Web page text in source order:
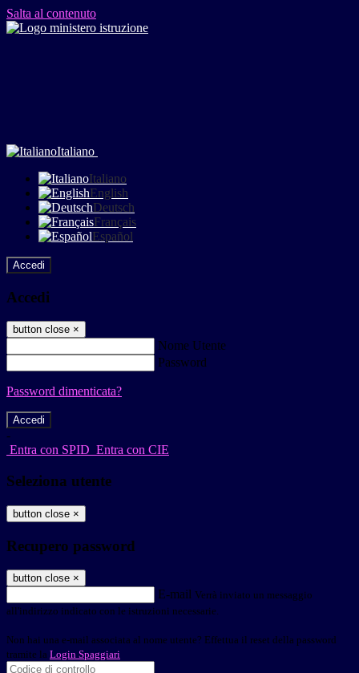
Salta al contenuto
Italiano
Italiano
English
Deutsch
Français
Español
Accedi
Accedi
button close ×
Nome Utente
Password
Password dimenticata?
-
Entra con SPID Entra con CIE
Seleziona utente
button close ×
Recupero password
button close ×
E-mail Verrà inviato un messaggio
all'indirizzo indicato con le istruzioni necessarie.
Non hai una e-mail associata al nome utente? Effettua il reset della password
tramite la Login Spaggiari